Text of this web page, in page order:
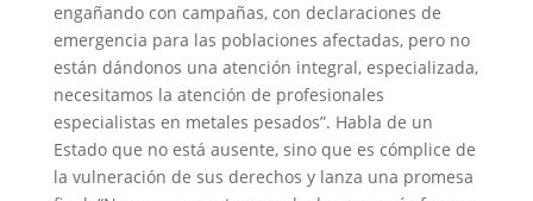
engañando con campañas, con declaraciones de
emergencia para las poblaciones afectadas, pero no
están dándonos una atención integral, especializada,
necesitamos la atención de profesionales
especialistas en metales pesados”. Habla de un
Estado que no está ausente, sino que es cómplice de
la vulneración de sus derechos y lanza una promesa